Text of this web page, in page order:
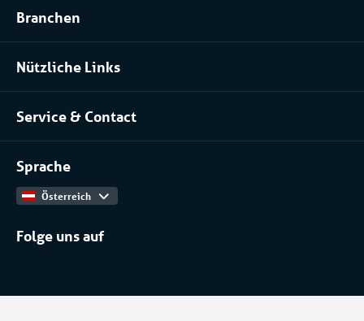
Prozessanlage mieten
Klimatisierung mieten
Branchen
Lebensmittel
Pharma
Serverraum & Rechenzentren
Chemische industrie
Installateure
Nützliche Links
Über uns
Unser Team
Arbeiten bei
Produktkatalog
Service & Contact
Kontakt
Sprache
Österreich
Folge uns auf